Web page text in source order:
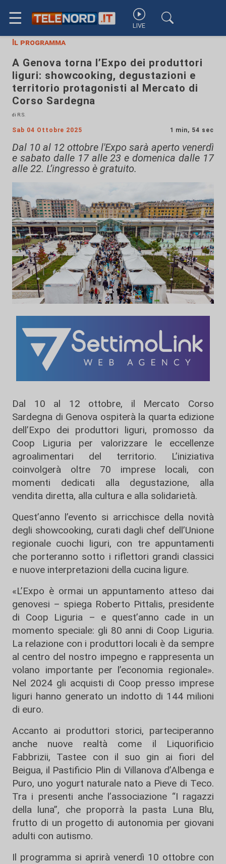
☰ LIVE
Il programma
A Genova torna l’Expo dei produttori
liguri: showcooking, degustazioni e
territorio protagonisti al Mercato di
Corso Sardegna
di R.S.
Sab 04 Ottobre 2025 1 min, 54 sec
Dal 10 al 12 ottobre l'Expo sarà aperto venerdì
e sabato dalle 17 alle 23 e domenica dalle 17
alle 22. L’ingresso è gratuito.
Dal 10 al 12 ottobre, il Mercato Corso
Sardegna di Genova ospiterà la quarta edizione
dell’Expo dei produttori liguri, promosso da
Coop Liguria per valorizzare le eccellenze
agroalimentari del territorio. L’iniziativa
coinvolgerà oltre 70 imprese locali, con
momenti dedicati alla degustazione, alla
vendita diretta, alla cultura e alla solidarietà.
Quest’anno l’evento si arricchisce della novità
degli showcooking, curati dagli chef dell’Unione
regionale cuochi liguri, con tre appuntamenti
che porteranno sotto i riflettori grandi classici
e nuove interpretazioni della cucina ligure.
«L’Expo è ormai un appuntamento atteso dai
genovesi – spiega Roberto Pittalis, presidente
di Coop Liguria – e quest’anno cade in un
momento speciale: gli 80 anni di Coop Liguria.
La relazione con i produttori locali è da sempre
al centro del nostro impegno e rappresenta un
volano importante per l’economia regionale».
Nel 2024 gli acquisti di Coop presso imprese
liguri hanno generato un indotto di 144 milioni
di euro.
Accanto ai produttori storici, parteciperanno
anche nuove realtà come il Liquorificio
Fabbrizii, Tastee con il suo gin ai fiori del
Beigua, il Pastificio Plin di Villanova d’Albenga e
Puro, uno yogurt naturale nato a Pieve di Teco.
Tra i presenti anche l’associazione “I ragazzi
della luna”, che proporrà la pasta Luna Blu,
frutto di un progetto di autonomia per giovani
adulti con autismo.
Il programma si aprirà venerdì 10 ottobre con